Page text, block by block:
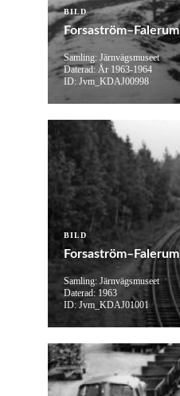
BILD
Forsaström–Falerum
Samling: Järnvägsmuseet
Daterad: År 1963-1964
ID: Jvm_KDAJ00998
BILD
Forsaström–Falerum
Samling: Järnvägsmuseet
Daterad: 1963
ID: Jvm_KDAJ01001